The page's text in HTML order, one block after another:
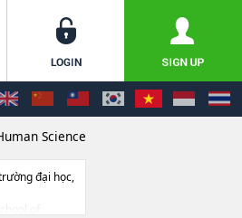
Science
đại học,
of